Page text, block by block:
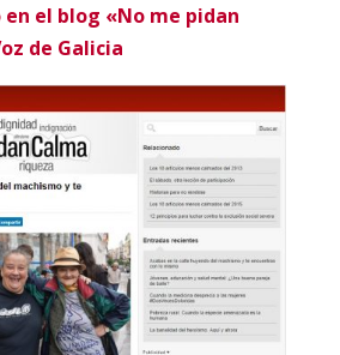
el blog «No me pidan
de Galicia